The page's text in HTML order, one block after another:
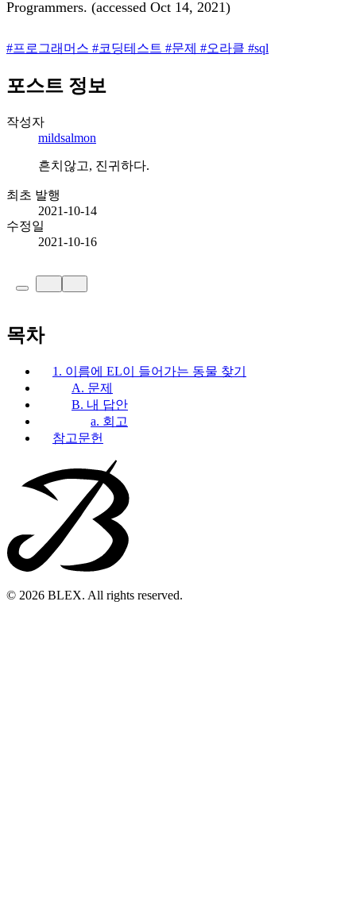
Programmers. (accessed Oct 14, 2021)
#프로그래머스 #코딩테스트 #문제 #오라클 #sql
포스트 정보
작성자
mildsalmon
흔치않고, 진귀하다.
최초 발행
2021-10-14
수정일
2021-10-16
목차
1. 이름에 EL이 들어가는 동물 찾기
A. 문제
B. 내 답안
a. 회고
참고문헌
© 2026 BLEX. All rights reserved.